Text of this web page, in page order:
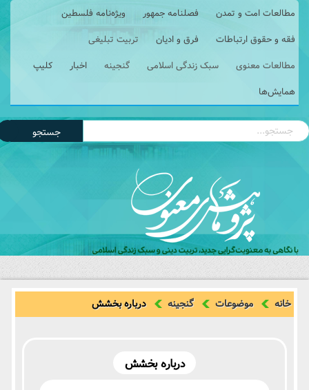
مطالعات امت و تمدن فصلنامه جمهور
ویژه‌نامه فلسطین
فقه و حقوق ارتباطات
فرق و ادیان
تربیت تبلیغی
مطالعات معنوی
سبک زندگی اسلامی گنجینه اخبار
کلیپ
همایش‌ها
جستجو
خانه موضوعات گنجینه درباره بخشش
درباره بخشش